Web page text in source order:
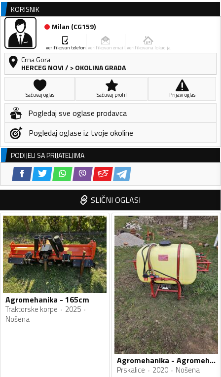
KORISNIK
Milan (CG159)
verifikovan telefon verifikovan email verifikovana lokacija
Crna Gora
HERCEG NOVI/ > OKOLINA GRADA
Sačuvaj oglas Sačuvaj profil Prijavi oglas
Pogledaj sve oglase prodavca
Pogledaj oglase iz tvoje okoline
PODIJELI SA PRIJATELJIMA
SLIČNI OGLASI
Agromehanika - 165cm
Traktorske korpe
2025
Nošena
Agromehanika - Agromehanika
Prskalice 2020 Nošena